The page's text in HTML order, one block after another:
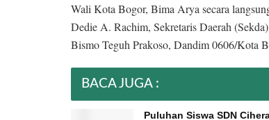
Wali Kota Bogor, Bima Arya secara
Dedie A. Rachim, Sekretaris Daerah
Bismo Teguh Prakoso, Dandim 0606/Kota
BACA JUGA :
Puluhan Siswa SDN